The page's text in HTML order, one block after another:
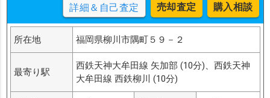
詳細＆自己査定 売却査定 購入相談
所在地 福岡県柳川市隅町５９－２
最寄り駅
西鉄天神大牟田線 矢加部 (10分)、西鉄天神
大牟田線 西鉄柳川 (10分)